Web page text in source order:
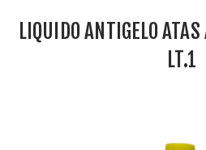
LIQUIDO ANTIGELO
LT.1